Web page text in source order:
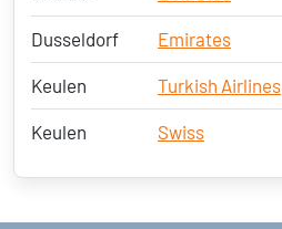
Dusseldorf Emirates
Keulen Turkish Airlines
Keulen Swiss